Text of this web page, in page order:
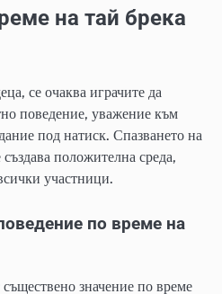
на тай брека
се очаква играчите да
поведение, уважение към
под натиск. Спазването на
положителна среда,
участници.
по време на
значение по време